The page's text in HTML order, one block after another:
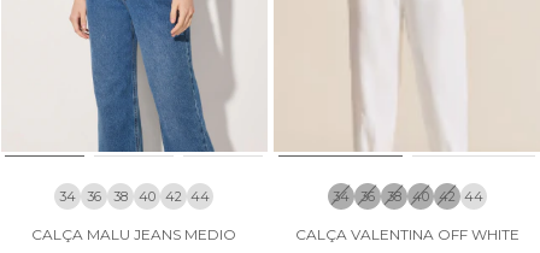
34 36 38 40 42 44
CALÇA MALU JEANS MEDIO
34 36 38 40 42 44
CALÇA VALENTINA OFF WHITE